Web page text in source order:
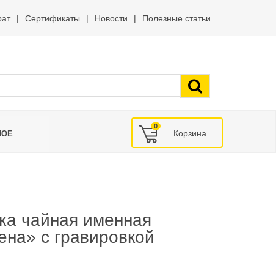
Сертификаты Новости Полезные статьи
0
чайная именная
с гравировкой